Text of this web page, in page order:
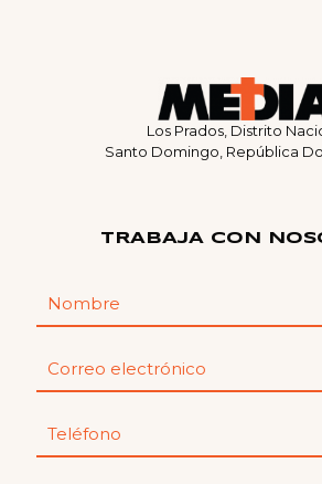
Los Prados, Distrito
Santo Domingo, República
TRABAJA CON